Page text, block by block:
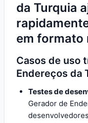
da Turquia
em formato
Casos de uso
Endereços da
Testes de
Gerador de